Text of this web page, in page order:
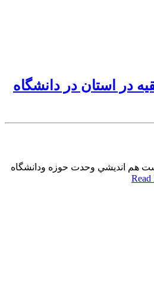
در استان در دانشگاه
وحدت حوزه ودانشگاه با حضور آيت الله علم الهدي نماينده محترم ولي فقيه در استان در دانشگاه آزادمشهد گزارش تصویری2-نشست هم انديشي وحدت حوزه ودانشگاه
Read